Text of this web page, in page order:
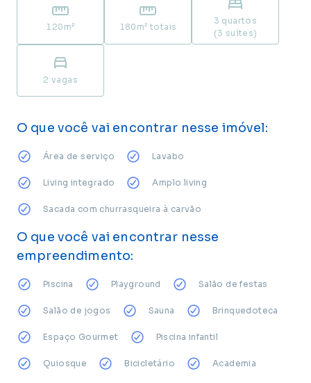
120 m² 180 m² totais
3 quartos
(3 suítes)
2 vagas
O que você vai encontrar nesse imóvel:
Área de serviço Lavabo
Living integrado Amplo living
Sacada com churrasqueira à carvão
O que você vai encontrar nesse
empreendimento:
Piscina Playground Salão de festas
Salão de jogos Sauna Brinquedoteca
Espaço Gourmet Piscina infantil
Quiosque Bicicletário Academia